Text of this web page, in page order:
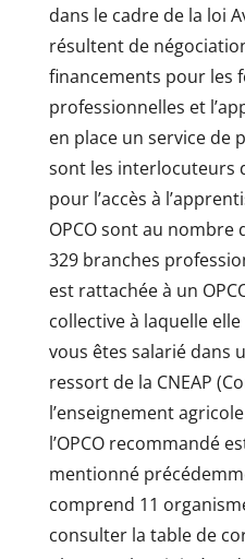
dans le cadre de la loi
résultent de
financements pour les
professionnelles et
en place un service de
sont les interlocuteurs
pour l’accès à
OPCO sont au nombre
329 branches
est rattachée à un
collective à laquelle
vous êtes salarié dans
ressort de la CNEAP
l’enseignement
l’OPCO recommandé
mentionné
comprend 11
consulter la table de